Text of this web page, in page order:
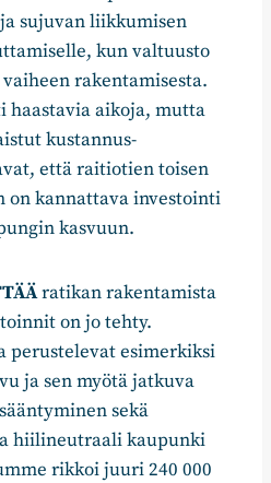
sujuvan liikkumisen
kun valtuusto
rakentamisesta.
haastavia aikoja, mutta
kustannus-
että raitiotien toisen
on kannattava investointi
kasvuun.
ratikan rakentamista
on jo tehty.
perustelevat esimerkiksi
ja sen myötä jatkuva
sekä
hiilineutraali kaupunki
rikkoi juuri 240 000